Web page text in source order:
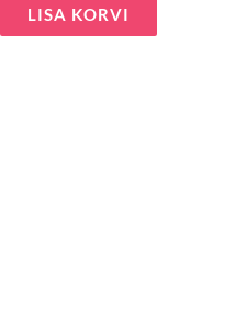
LISA KORVI